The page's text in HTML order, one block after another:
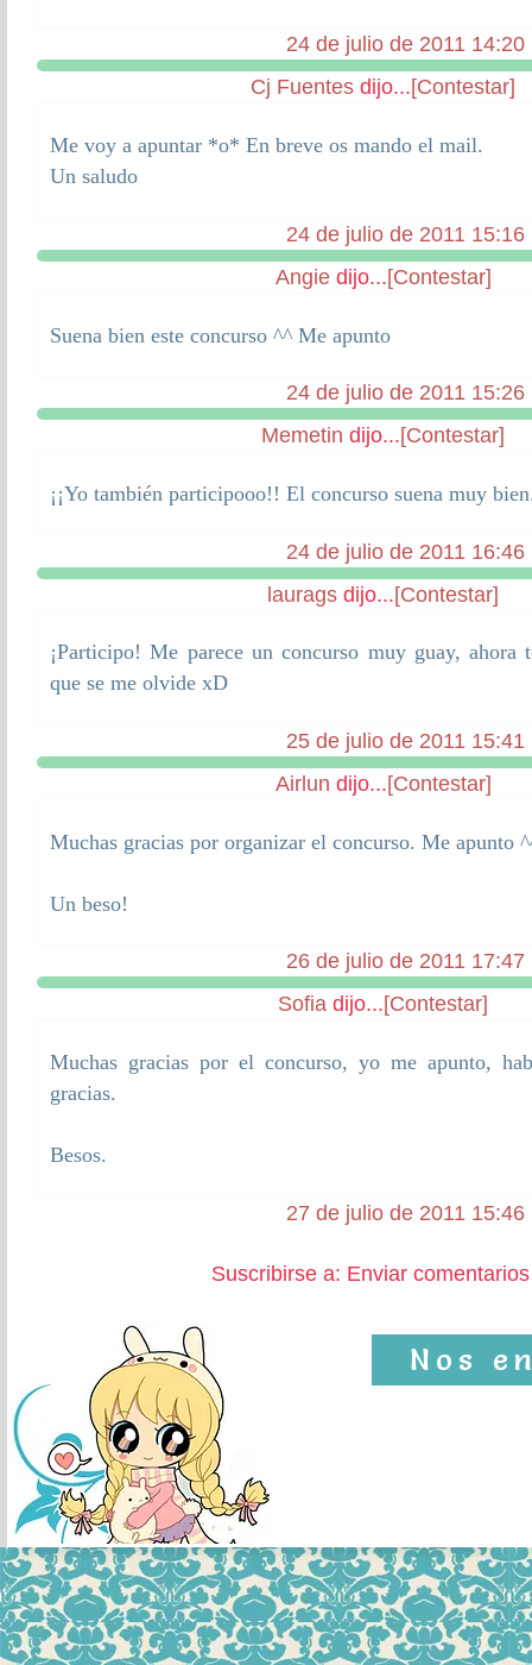
24 de julio de 2011 14:20
Cj Fuentes dijo...[Contestar]
Me voy a apuntar *o* En breve os mando el mail.
Un saludo
24 de julio de 2011 15:16
Angiedijo...[Contestar]
Suena bien este concurso ^^ Me apunto
24 de julio de 2011 15:26
Memetin dijo...[Contestar]
¡¡Yo también participooo!! El concurso suena muy
24 de julio de 2011 16:46
laurags dijo...[Contestar]
¡Participo! Me parece un concurso muy guay, ahora
que se me olvide xD
25 de julio de 2011 15:41
Airlun dijo...[Contestar]
Muchas gracias por organizar el concurso. Me apunto
Un beso!
26 de julio de 2011 17:47
Sofia dijo...[Contestar]
Muchas gracias por el concurso, yo me apunto,
gracias.
Besos.
27 de julio de 2011 15:46
Suscribirse a: Enviar
Nos